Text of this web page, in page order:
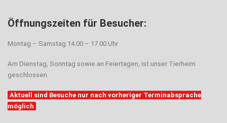
Öffnungszeiten für Besucher:
Montag – Samstag 14.00 – 17.00 Uhr
Am Dienstag, Sonntag sowie an Feiertagen, ist unser Tierheim
geschlossen.
Aktuell sind Besuche nur nach vorheriger Terminabsprache
möglich